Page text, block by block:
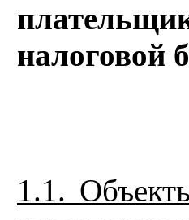
налоговой
1.1.